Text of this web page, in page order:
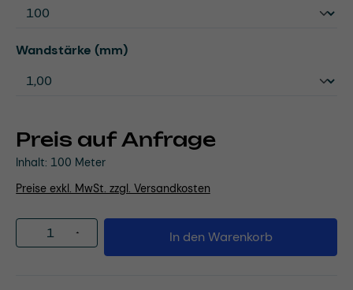
Preis auf Anfrage
Inhalt: 100 Meter
Preise exkl. MwSt. zzgl. Versandkosten
Wandstärke (mm)auswählen
Produkt Anzahl: Gib den gewünschten
In den Warenkorb